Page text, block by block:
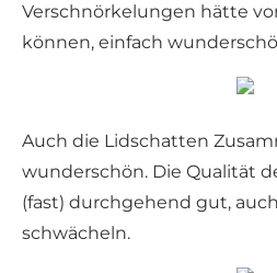
Verschnörkelungen hätte
können, einfach
Auch die Lidschatten
wunderschön. Die Qualität
(fast) durchgehend gut,
schwächeln.